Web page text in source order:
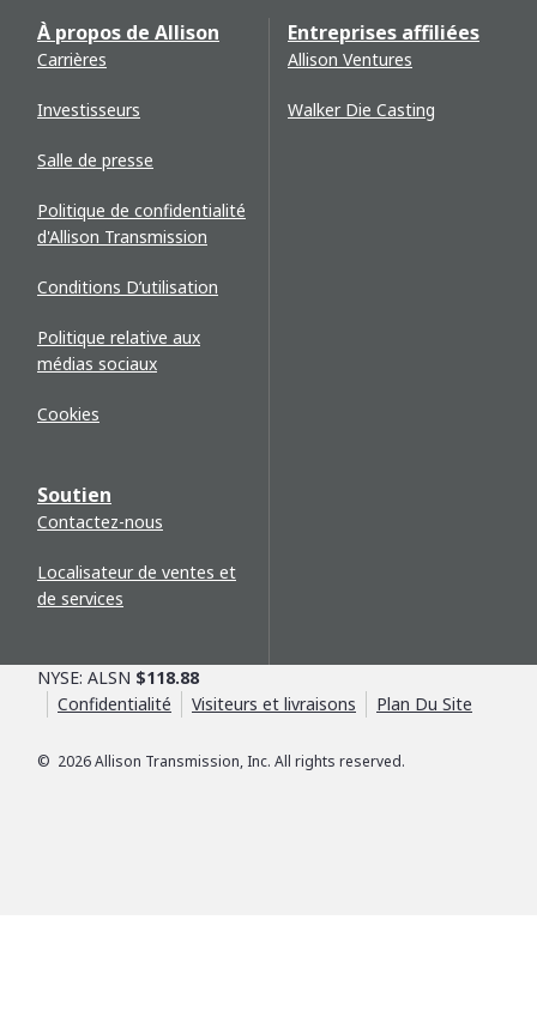
À propos de Allison
Carrières
Investisseurs
Salle de presse
Politique de confidentialité
d'Allison Transmission
Conditions D’utilisation
Politique relative aux
médias sociaux
Cookies
Soutien
Contactez-nous
Localisateur de ventes et
de services
Entreprises affiliées
Allison Ventures
Walker Die Casting
© 2026Allison Transmission, Inc. All rights reserved.
NYSE: ALSN $118.88
Confidentialité
Visiteurs et livraisons Plan Du Site